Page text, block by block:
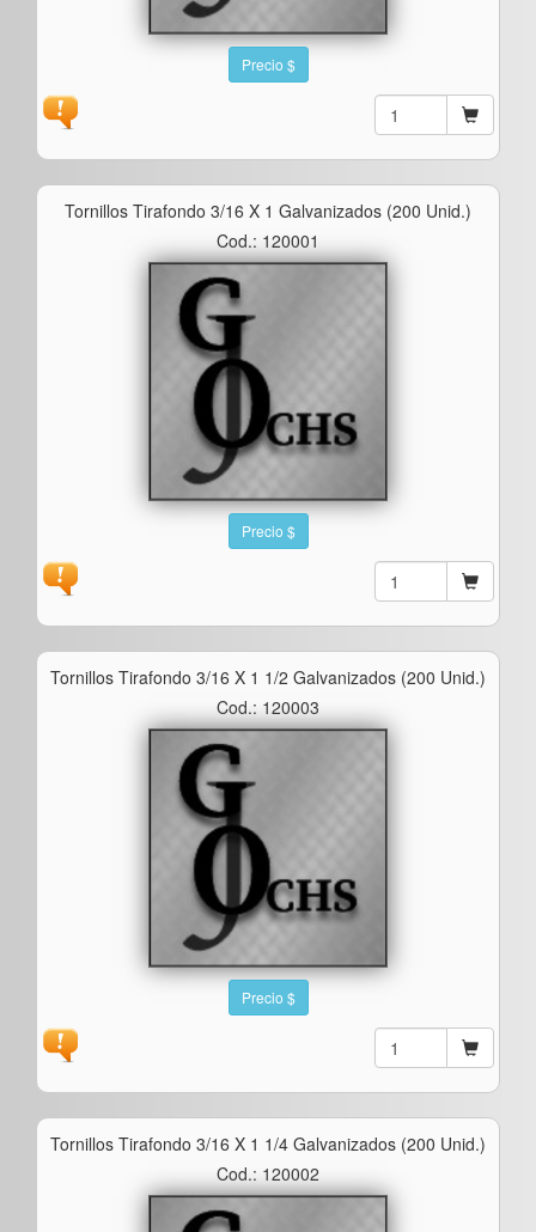
Precio $
Tornillos Tirafondo 3/16 X 1 Galvanizados (200 Unid.)
Cod.: 120001
Precio $
Tornillos Tirafondo 3/16 X 1 1/2 Galvanizados (200 Unid.)
Cod.: 120003
Precio $
Tornillos Tirafondo 3/16 X 1 1/4 Galvanizados (200 Unid.)
Cod.: 120002